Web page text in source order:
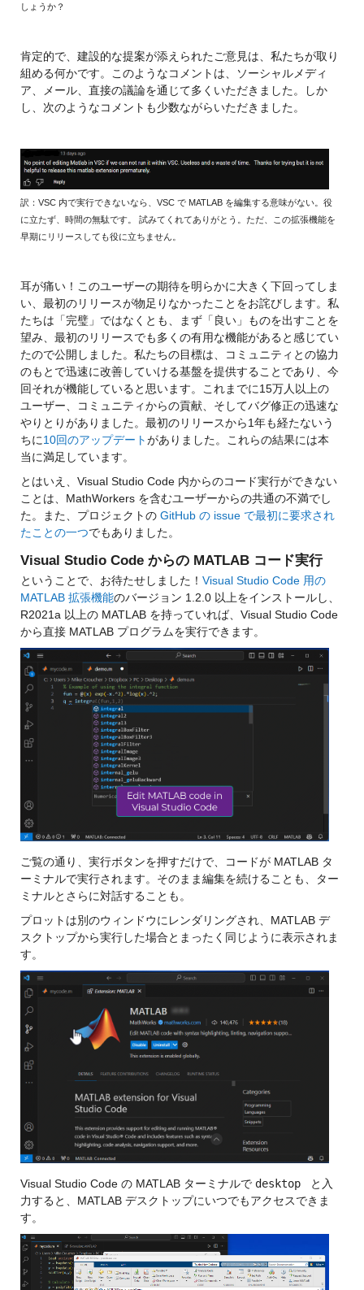
しょうか？
肯定的で、建設的な提案が添えられたご意見は、私たちが取り
組める何かです。
このようなコメントは、ソーシャルメディ
ア、メール、直接の議論を通じて多くいただきました。しか
し、次のようなコメントも少数ながらいただきました。
訳：VSC 内で実行できないなら、VSC で MATLAB を編集する意味がない。役
に立たず、時間の無駄です。 試みてくれてありがとう。ただ、この拡張機能を
早期にリリースしても役に立ちません。
耳が痛い！このユーザーの期待を明らかに大きく下回ってしま
い、最初のリリースが物足りなかったことをお詫びします。 私
たちは「完璧」ではなくとも、まず「良い」ものを出すことを
望み、最初のリリースでも多くの有用な機能があると感じてい
たので公開しました。 私たちの目標は、コミュニティとの協力
のもとで迅速に改善していける基盤を提供することであり、今
回それが機能していると思います。これまでに15万人以上の
ユーザー、コミュニティからの貢献、そしてバグ修正の迅速な
やりとりがありました。最初のリリースから1年も経たないう
ちに10回のアップデートがありました。これらの結果には本
当に満足しています。
とはいえ、Visual Studio Code 内からのコード実行ができない
ことは、MathWorkers を含むユーザーからの共通の不満でし
た。また、プロジェクトの GitHub の issue で最初に要求され
たことの一つでもありました。
Visual Studio Code からの MATLAB コード実行
ということで、お待たせしました！ Visual Studio Code 用の
MATLAB 拡張機能のバージョン 1.2.0 以上をインストールし、
R2021a 以上の MATLAB を持っていれば、Visual Studio Code
から直接 MATLAB プログラムを実行できます。
ご覧の通り、実行ボタンを押すだけで、コードが MATLAB タ
ーミナルで実行されます。そのまま編集を続けることも、ター
ミナルとさらに対話することも。
プロットは別のウィンドウにレンダリングされ、MATLAB デ
スクトップから実行した場合とまったく同じように表示されま
す。
Visual Studio Code の MATLAB ターミナルで desktop
と入
力すると、MATLAB デスクトップにいつでもアクセスできま
す。